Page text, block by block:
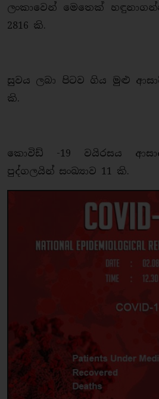
ලංකාවෙන් මෙතෙක්
2816 කි.
සුවය ලබා පිටව ගිය මුළු
කි.
කොවිඩ් -19 වයිරසය
පුද්ගලයින් සංඛ්‍යාව 11 කි.